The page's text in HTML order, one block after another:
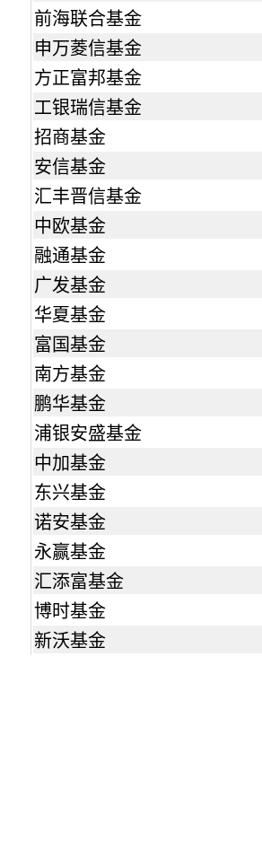
前海联合基金
申万菱信基金
方正富邦基金
工银瑞信基金
招商基金
安信基金
汇丰晋信基金
中欧基金
融通基金
广发基金
华夏基金
富国基金
南方基金
鹏华基金
浦银安盛基金
中加基金
东兴基金
诺安基金
永赢基金
汇添富基金
博时基金
新沃基金